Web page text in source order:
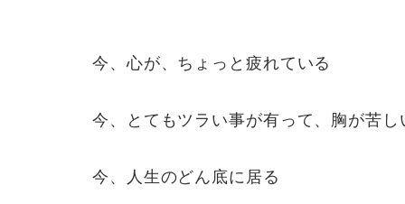
今、心が、ちょっと疲れている
今、とてもツラい事が有って、胸が苦し
今、人生のどん底に居る